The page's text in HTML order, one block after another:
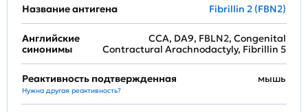
Название антигена Fibrillin 2 (FBN2)
Английские
синонимы
CCA, DA9, FBLN2, Congenital
Contractural Arachnodactyly, Fibrillin 5
Реактивность подтвержденная
Нужна другая реактивность?
мышь